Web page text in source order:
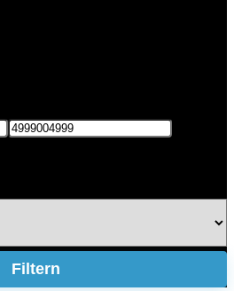
Filtern